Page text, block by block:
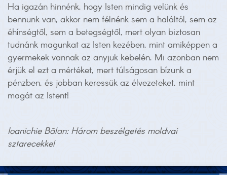
Ha igazán hinnénk, hogy Isten mindig velünk és
bennünk van, akkor nem félnénk sem a haláltól, sem az
éhínségtől, sem a betegségtől, mert olyan biztosan
tudnánk magunkat az Isten kezében, mint amiképpen a
gyermekek vannak az anyjuk kebelén. Mi azonban nem
érjük el ezt a mértéket, mert túlságosan bízunk a
pénzben, és jobban keressük az élvezeteket, mint
magát az Istent!
Ioanichie Bălan: Három beszélgetés moldvai
sztarecekkel